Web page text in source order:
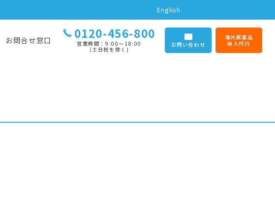
English
お問合せ窓口 0120-456-800
営業時間：9:00〜18:00
(土日祝を除く)
お問い合わせ
海外医薬品
輸入代行